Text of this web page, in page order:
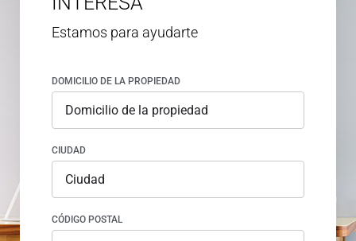
Estamos para ayudarte
DOMICILIO DE LA PROPIEDAD
CIUDAD
CÓDIGO POSTAL